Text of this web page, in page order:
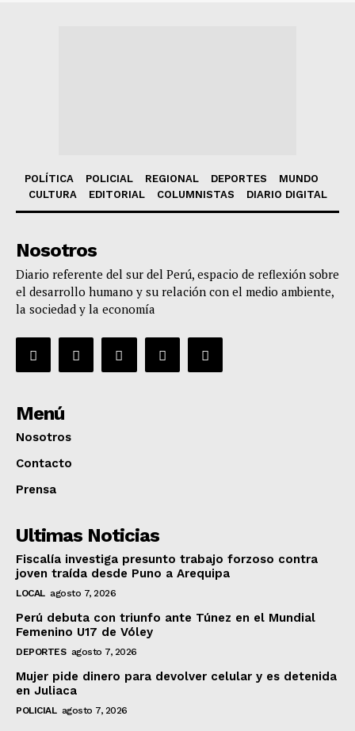
POLÍTICA POLICIAL REGIONAL DEPORTES
MUNDO
CULTURA
EDITORIAL COLUMNISTAS DIARIO DIGITAL
Nosotros
Diario referente del sur del Perú, espacio de reflexión sobre
el desarrollo humano y su relación con el medio ambiente,
la sociedad y la economía
Menú
Nosotros
Contacto
Prensa
Ultimas Noticias
Fiscalía investiga presunto trabajo forzoso contra
joven traída desde Puno a Arequipa
LOCAL agosto 7, 2026
Perú debuta con triunfo ante Túnez en el Mundial
Femenino U17 de Vóley
DEPORTES agosto 7, 2026
Mujer pide dinero para devolver celular y es detenida
en Juliaca
POLICIAL agosto 7, 2026